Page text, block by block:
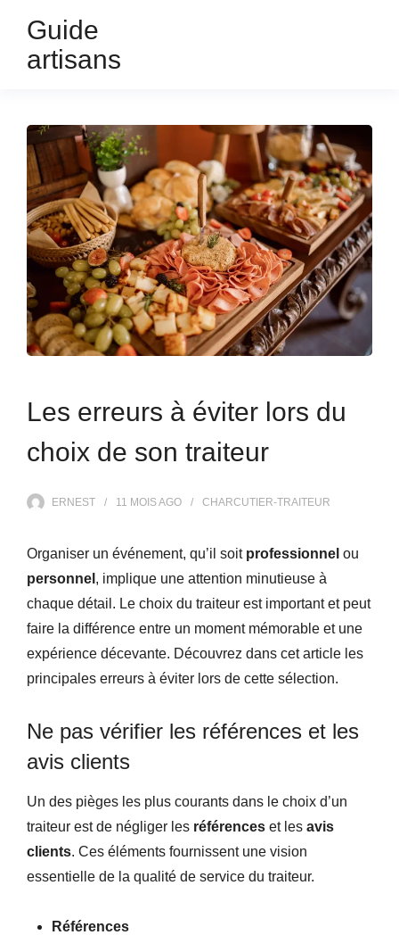
Guide
artisans
Les erreurs à éviter lors du
choix de son traiteur
ERNEST 11 MOISAGO CHARCUTIER-TRAITEUR
Organiser un événement, qu’il soit professionnel ou
personnel , implique une attention minutieuse à
chaque détail. Le choix du traiteur est important et peut
faire la différence entre un moment mémorable et une
expérience décevante. Découvrez dans cet article les
principales erreurs à éviter lors de cette sélection.
Ne pas vérifier les références et les
avis clients
Un des pièges les plus courants dans le choix d’un
traiteur est de négliger les références et les avis
clients. Ces éléments fournissent une vision
essentielle de la qualité de service du traiteur.
Références